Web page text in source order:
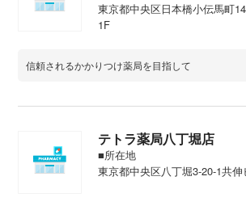
東京都中央区日本橋小伝馬町
1F
信頼されるかかりつけ薬局を目指して
テトラ薬局八丁堀店
■所在地
東京都中央区八丁堀3-20-1共